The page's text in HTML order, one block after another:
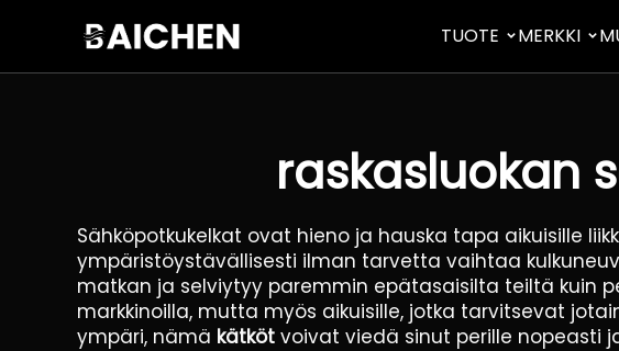
TUOTE MERKKI
raskasluokan
Sähköpotkukelkat ovat hieno ja hauska tapa aikuisille
ympäristöystävällisesti ilman tarvetta vaihtaa
matkan ja selviytyy paremmin epätasaisilta teiltä kuin
markkinoilla, mutta myös aikuisille, jotka tarvitsevat
ympäri, nämä kätköt voivat viedä sinut perille nopeasti